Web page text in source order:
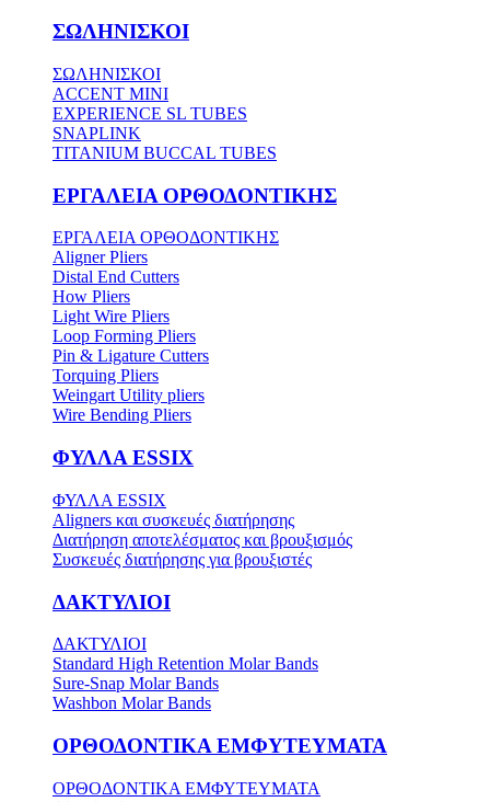
ΣΩΛΗΝΙΣΚΟΙ
ΣΩΛΗΝΙΣΚΟΙ
ACCENT MINI
EXPERIENCE SL TUBES
SNAPLINK
TITANIUM BUCCAL TUBES
ΕΡΓΑΛΕΙΑ ΟΡΘΟΔΟΝΤΙΚΗΣ
ΕΡΓΑΛΕΙΑ ΟΡΘΟΔΟΝΤΙΚΗΣ
Aligner Pliers
Distal End Cutters
How Pliers
Light Wire Pliers
Loop Forming Pliers
Pin & Ligature Cutters
Torquing Pliers
Weingart Utility pliers
Wire Bending Pliers
ΦΥΛΛΑ ESSIX
ΦΥΛΛΑ ESSIX
Aligners και συσκευές διατήρησης
Διατήρηση αποτελέσματος και βρουξισμός
Συσκευές διατήρησης για βρουξιστές
ΔΑΚΤΥΛΙΟΙ
ΔΑΚΤΥΛΙΟΙ
Standard High Retention Molar Bands
Sure-Snap Molar Bands
Washbon Molar Bands
ΟΡΘΟΔΟΝΤΙΚΑ ΕΜΦΥΤΕΥΜΑΤΑ
ΟΡΘΟΔΟΝΤΙΚΑ ΕΜΦΥΤΕΥΜΑΤΑ